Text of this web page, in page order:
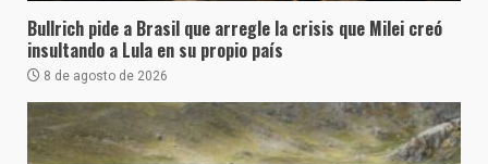
Bullrich pide a Brasil que arregle la crisis que Milei creó
insultando a Lula en su propio país
8 de agosto de 2026